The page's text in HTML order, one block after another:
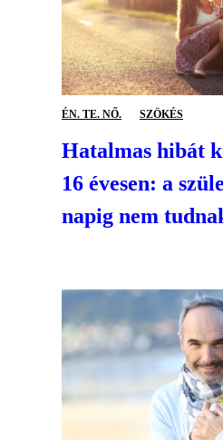
ÉN. TE. NŐ. SZÖKÉS
Hatalmas hibát
16 évesen: a
napig nem